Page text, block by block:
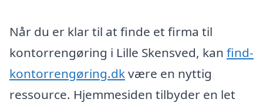
Når du er klar til at finde et firma til
kontorrengøring i Lille Skensved, kan find-
kontorrengøring.dkvære en nyttig
ressource. Hjemmesiden tilbyder en let